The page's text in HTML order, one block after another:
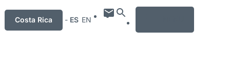
Costa Rica - ES EN